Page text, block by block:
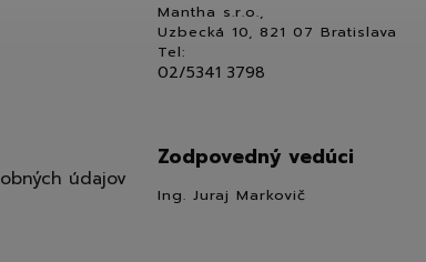
údajov
Mantha s.r.o.,
Uzbecká 10, 821 07 Bratislava
Tel:
02/5341 3798
Zodpovedný vedúci
Ing. Juraj Markovič